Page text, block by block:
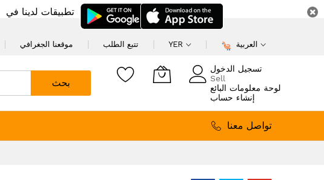
تطبيقات لدينا في
موقعنا الجغرافي تتبع الطلب YER العربية
بحث
تسجيل الدخول
Sell
لوحة معلومات البائع
إنشاء حساب
تواصل معنا